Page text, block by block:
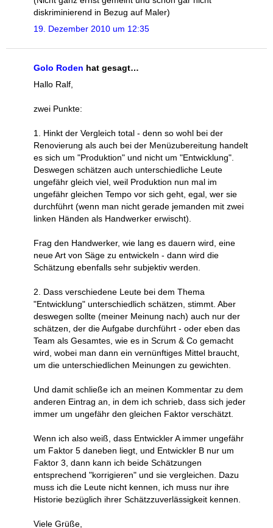
diskriminierend in Bezug auf Maler)
19. Dezember 2010 um 12:35
Golo Roden hat gesagt…
Hallo Ralf,
zwei Punkte:
1. Hinkt der Vergleich total - denn so wohl bei der
Renovierung als auch bei der Menüzubereitung handelt
es sich um "Produktion" und nicht um "Entwicklung".
Deswegen schätzen auch unterschiedliche Leute
ungefähr gleich viel, weil Produktion nun mal im
ungefähr gleichen Tempo vor sich geht, egal, wer sie
durchführt (wenn man nicht gerade jemanden mit zwei
linken Händen als Handwerker erwischt).
Frag den Handwerker, wie lang es dauern wird, eine
neue Art von Säge zu entwickeln - dann wird die
Schätzung ebenfalls sehr subjektiv werden.
2. Dass verschiedene Leute bei dem Thema
"Entwicklung" unterschiedlich schätzen, stimmt. Aber
deswegen sollte (meiner Meinung nach) auch nur der
schätzen, der die Aufgabe durchführt - oder eben das
Team als Gesamtes, wie es in Scrum & Co gemacht
wird, wobei man dann ein vernünftiges Mittel braucht,
um die unterschiedlichen Meinungen zu gewichten.
Und damit schließe ich an meinen Kommentar zu dem
anderen Eintrag an, in dem ich schrieb, dass sich jeder
immer um ungefähr den gleichen Faktor verschätzt.
Wenn ich also weiß, dass Entwickler A immer ungefähr
um Faktor 5 daneben liegt, und Entwickler B nur um
Faktor 3, dann kann ich beide Schätzungen
entsprechend "korrigieren" und sie vergleichen. Dazu
muss ich die Leute nicht kennen, ich muss nur ihre
Historie bezüglich ihrer Schätzzuverlässigkeit kennen.
Viele Grüße,